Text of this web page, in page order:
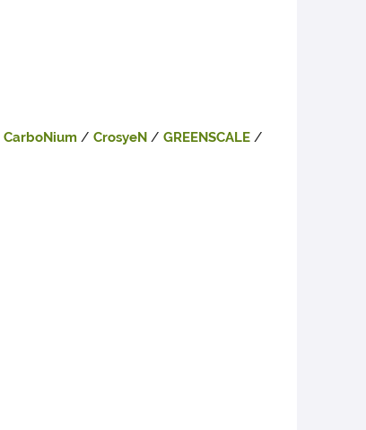
CarboNium / CrosyeN / GREENSCALE /